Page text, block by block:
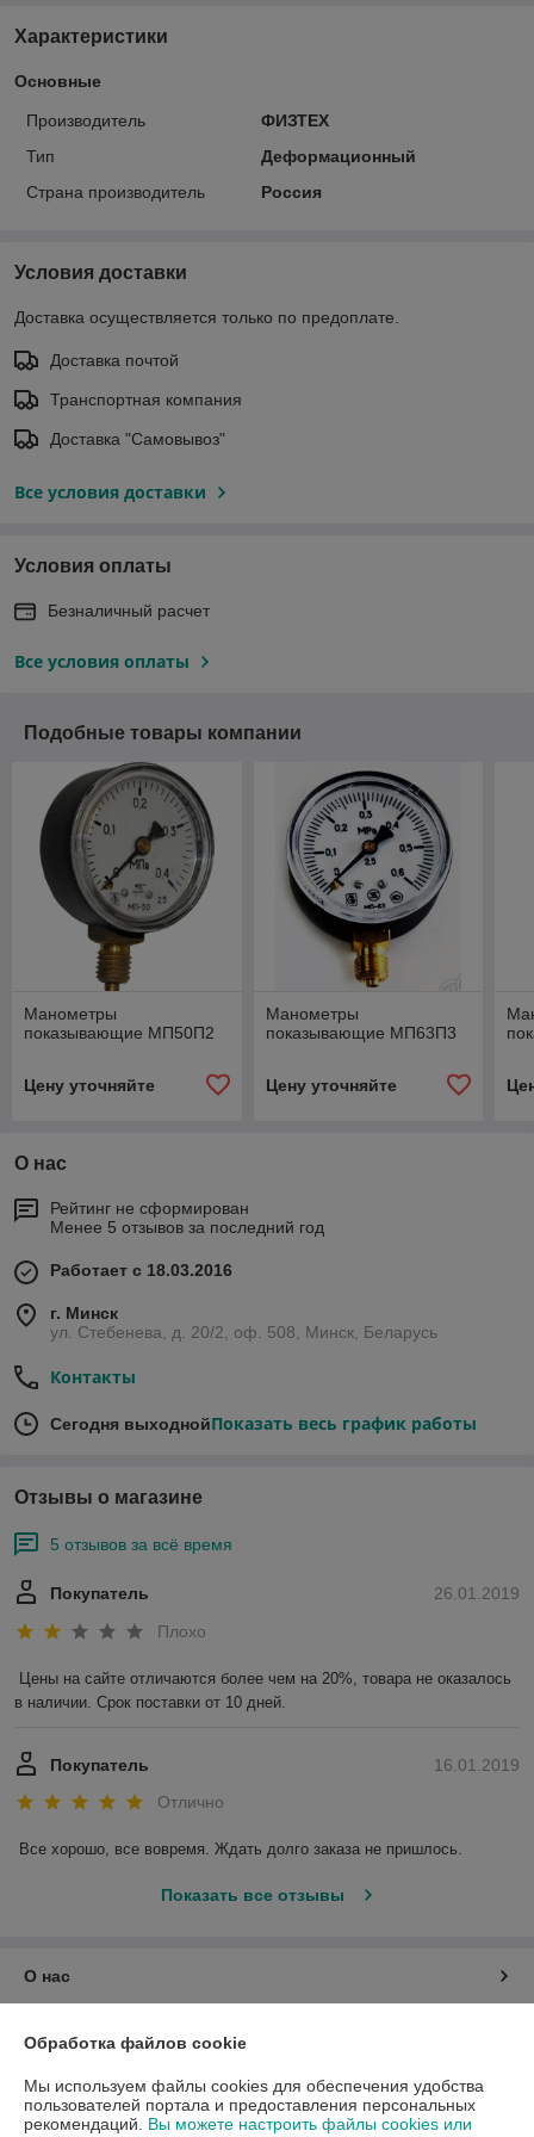
Характеристики
Основные
Производитель
ФИЗТЕХ
Тип
Деформационный
Страна производитель
Россия
Условия доставки
Доставка осуществляется только по предоплате.
Доставка почтой
Транспортная компания
Доставка "Самовывоз"
Все условия доставки
Условия оплаты
Безналичный расчет
Все условия оплаты
Подобные товары компании
Манометры
показывающие МП50П2
Цену уточняйте
Манометры
показывающие МП63П3
Цену уточняйте
О нас
Рейтинг не сформирован
Менее 5 отзывов за последний год
Работает с 18.03.2016
г. Минск
ул. Стебенева, д. 20/2, оф. 508, Минск, Беларусь
Контакты
Сегодня выходнойПоказать весь график работы
Отзывы о магазине
5 отзывов за всё время
26.01.2019
Покупатель
Плохо
Цены на сайте отличаются более чем на 20%, товара не оказалось
в наличии. Срок поставки от 10 дней.
16.01.2019
Покупатель
Отлично
Все хорошо, все вовремя. Ждать долго заказа не пришлось.
Показать все отзывы
О нас
Доставка и оплата
Обработка файлов cookie
Мы используем файлы cookies для обеспечения удобства
пользователей портала и предоставления персональных
рекомендаций. Вы можете настроить файлы cookies или